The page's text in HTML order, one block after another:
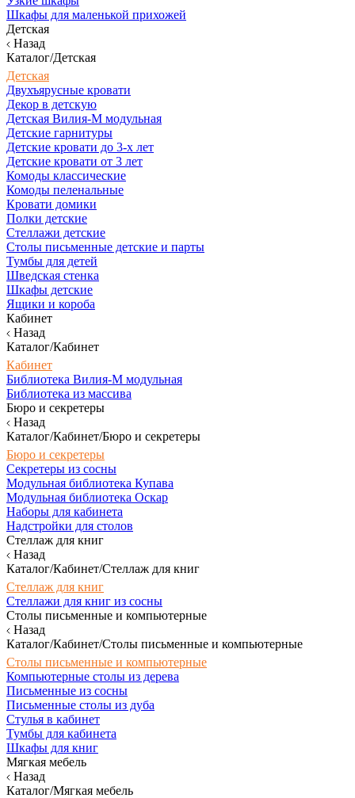
Шкафы для маленькой прихожей
Детская
Назад
Каталог/Детская
Детская
Двухъярусные кровати
Декор в детскую
Детская Вилия-М модульная
Детские гарнитуры
Детские кровати до 3-х лет
Детские кровати от 3 лет
Комоды классические
Комоды пеленальные
Кровати домики
Полки детские
Стеллажи детские
Столы письменные детские и парты
Тумбы для детей
Шведская стенка
Шкафы детские
Ящики и короба
Кабинет
Назад
Каталог/Кабинет
Кабинет
Библиотека Вилия-М модульная
Библиотека из массива
Бюро и секретеры
Назад
Каталог/Кабинет/Бюро и секретеры
Бюро и секретеры
Секретеры из сосны
Модульная библиотека Купава
Модульная библиотека Оскар
Наборы для кабинета
Надстройки для столов
Стеллаж для книг
Назад
Каталог/Кабинет/Стеллаж для книг
Стеллаж для книг
Стеллажи для книг из сосны
Столы письменные и компьютерные
Назад
Каталог/Кабинет/Столы письменные и компьютерные
Столы письменные и компьютерные
Компьютерные столы из дерева
Письменные из сосны
Письменные столы из дуба
Стулья в кабинет
Тумбы для кабинета
Шкафы для книг
Мягкая мебель
Назад
Каталог/Мягкая мебель